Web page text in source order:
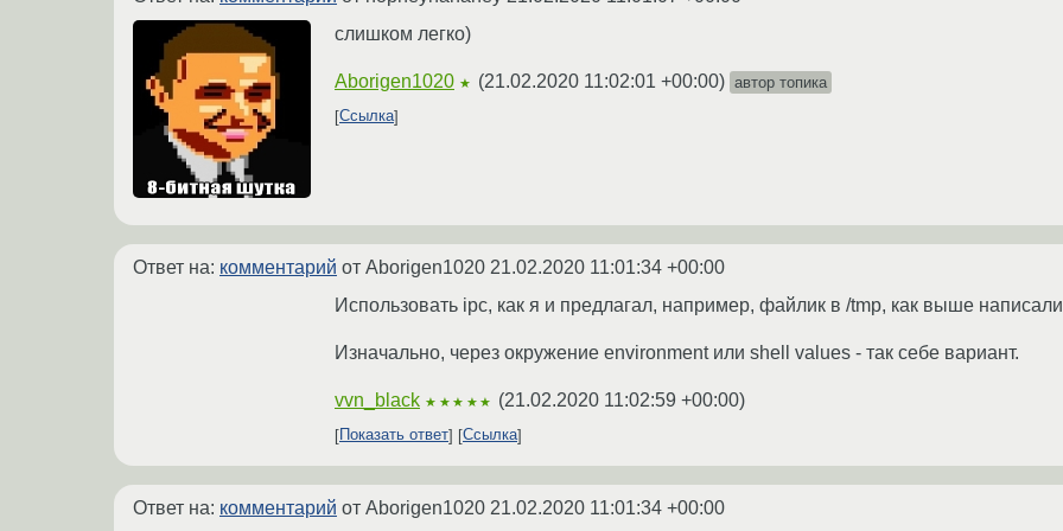
слишком легко)
Aborigen1020 ★ (21.02.2020 11:02:01 +00:00) автор топика
Ссылка
Ответ на: комментарий от Aborigen1020 21.02.2020 11:01:34 +00:00
Использовать ipc, как я и предлагал, например, файлик в /tmp, как выше
Изначально, через окружение environment или shell values - так себе вариант.
vvn_black ★★★★★ (21.02.2020 11:02:59 +00:00)
Показать ответ Ссылка
Ответ на: комментарий от Aborigen1020 21.02.2020 11:01:34 +00:00